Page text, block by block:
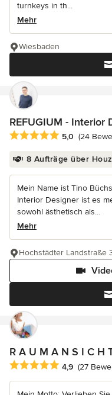
turnkeys in th...
Mehr
Wiesbaden
REFUGIUM - Interior
Durchschnittliche
5,0 (24
8 Aufträge über
Mein Name ist Tino
Interior Designer ist es
sowohl ästhetisch als...
Mehr
Hochstädter Landstraße
R A U M A N S I C H
Durchschnittliche
4,9 (27